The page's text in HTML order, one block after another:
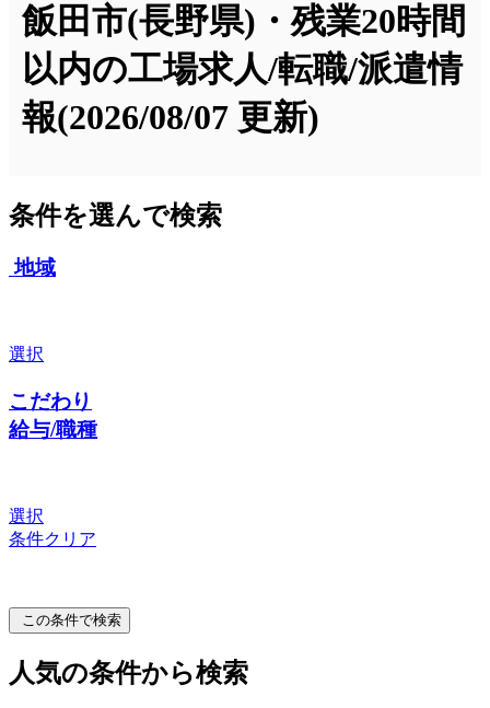
飯田市(長野県)・残業20時間
以内の工場求人/転職/派遣情
報(2026/08/07 更新)
条件を選んで検索
地域
選択
こだわり
給与/職種
選択
条件クリア
この条件で検索
人気の条件から検索